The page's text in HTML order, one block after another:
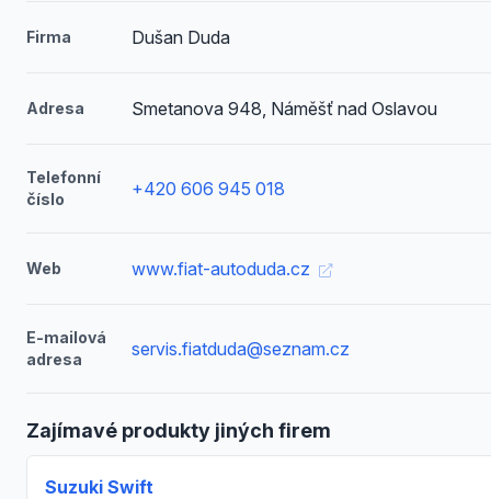
Firma Dušan Duda
Adresa Smetanova 948, Náměšť nad Oslavou
Telefonní
číslo
+420 606 945 018
Web www.fiat-autoduda.cz
E-mailová
adresa
servis.fiatduda@seznam.cz
Zajímavé produkty jiných firem
Suzuki Swift